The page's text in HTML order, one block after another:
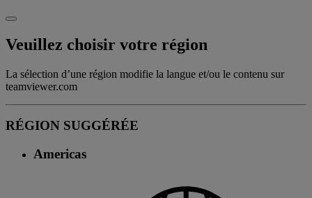
Veuillez choisir votre région
La sélection d’une région modifie la langue et/ou le contenu sur
teamviewer.com
RÉGION SUGGÉRÉE
Americas